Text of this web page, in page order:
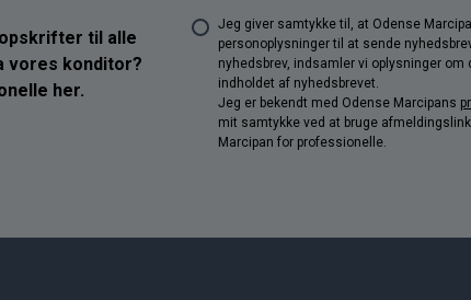
til alle
vores konditor?
her.
Jeg giver samtykke til, at Odense
personoplysninger til at sende
nyhedsbrev, indsamler vi oplysninger
indholdet af nyhedsbrevet.
Jeg er bekendt med Odense Marcipans
mit samtykke ved at bruge
Marcipan for professionelle.